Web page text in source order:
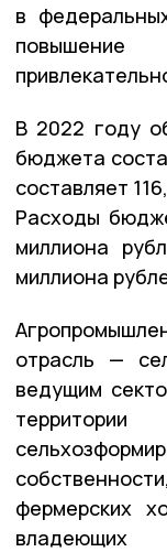
в
В 2022 году
бюджета
составляет
Расходы
миллиона
миллиона
отрасль —
ведущим
фермерских
владеющих